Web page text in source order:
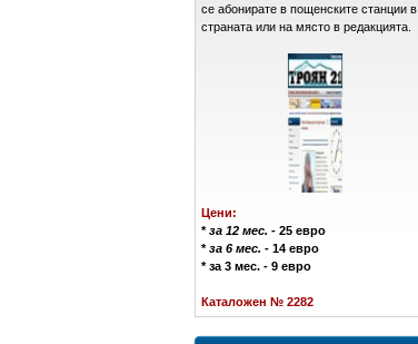
се абонирате в пощенските станции в
страната или на място в редакцията.
Цени:
*за 12 мес. - 25 евро
*за 6 мес. - 14 евро
* за 3 мес. - 9 евро
Каталожен № 2282